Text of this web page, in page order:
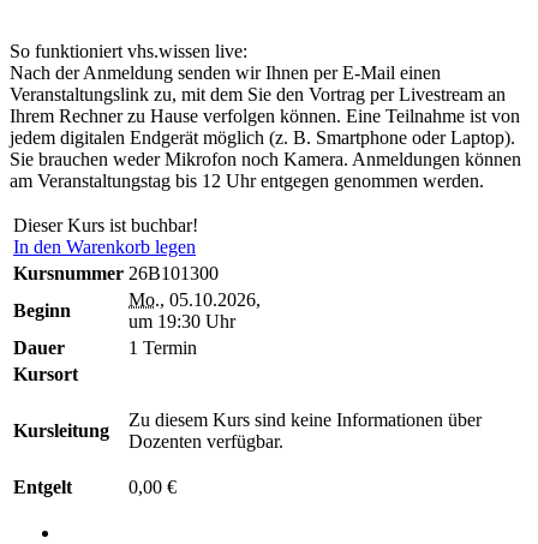
So funktioniert vhs.wissen live:
Nach der Anmeldung senden wir Ihnen per E-Mail einen
Veranstaltungslink zu, mit dem Sie den Vortrag per Livestream an
Ihrem Rechner zu Hause verfolgen können. Eine Teilnahme ist von
jedem digitalen Endgerät möglich (z. B. Smartphone oder Laptop).
Sie brauchen weder Mikrofon noch Kamera. Anmeldungen können
am Veranstaltungstag bis 12 Uhr entgegen genommen werden.
Dieser Kurs ist buchbar!
In den Warenkorb legen
Kursnummer 26B101300
Beginn
Mo., 05.10.2026,
um 19:30 Uhr
Dauer
1 Termin
Kursort
Kursleitung
Zu diesem Kurs sind keine Informationen über
Dozenten verfügbar.
Entgelt 0,00 €